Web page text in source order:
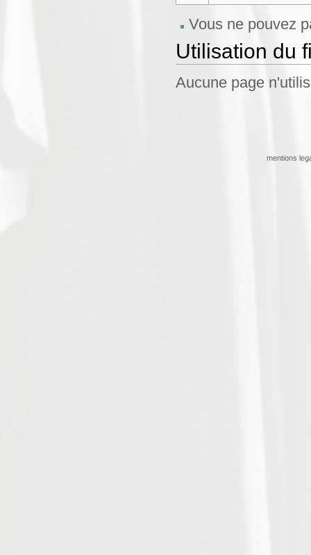
Vous ne pouvez
Utilisation du
Aucune page
mentions